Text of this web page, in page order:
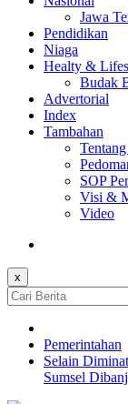
Jawa
Pendidikan
Niaga
Healty &
Budak
Advertorial
Index
Tambahan
SOP
Visi &
Video
x
Pemerintahan
Selain
Sumsel